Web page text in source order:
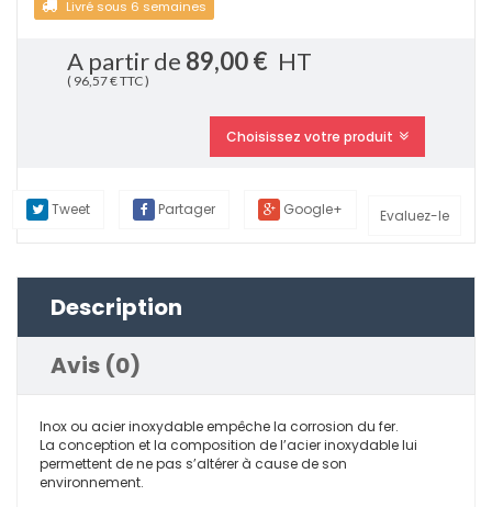
Livré sous 6 semaines
A partir de 89,00 € HT
( 96,57 € TTC )
Choisissez votre produit
Evaluez-le
Tweet Partager Google+
Description
Avis (0)
Inox ou acier inoxydable empêche la corrosion du fer.
La conception et la composition de l’acier inoxydable lui
permettent de ne pas s’altérer à cause de son
environnement.